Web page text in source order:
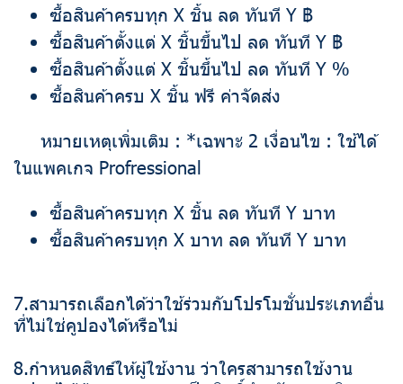
ซื้อสินค้าครบทุก X ชิ้น ลด ทันที Y ฿
ซื้อสินค้าตั้งแต่ X ชิ้นขึ้นไป ลด ทันที Y ฿
ซื้อสินค้าตั้งแต่ X ชิ้นขึ้นไป ลด ทันที Y %
ซื้อสินค้าครบ X ชิ้น ฟรี ค่าจัดส่ง
หมายเหตุเพิ่มเติม : *เฉพาะ 2 เงื่อนไข : ใช้ได้
ในแพคเกจ Profressional
ซื้อสินค้าครบทุก X ชิ้น ลด ทันที Y บาท
ซื้อสินค้าครบทุก X บาท ลด ทันที Y บาท
7.สามารถเลือกได้ว่าใช้ร่วมกับโปรโมชั่นประเภทอื่น
ที่ไม่ใช่คูปองได้หรือไม่
8.กำหนดสิทธ์ให้ผู้ใช้งาน ว่าใครสามารถใช้งาน